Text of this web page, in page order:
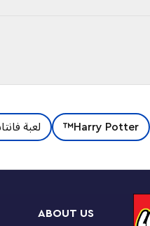
Harry Potter™ لعبة
ABOUT US